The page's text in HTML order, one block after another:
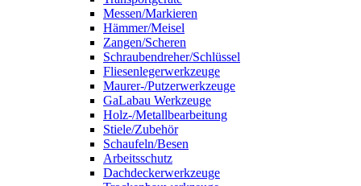
Messen/Markieren
Hämmer/Meisel
Zangen/Scheren
Schraubendreher/Schlüssel
Fliesenlegerwerkzeuge
Maurer-/Putzerwerkzeuge
GaLabau Werkzeuge
Holz-/Metallbearbeitung
Stiele/Zubehör
Schaufeln/Besen
Arbeitsschutz
Dachdeckerwerkzeuge